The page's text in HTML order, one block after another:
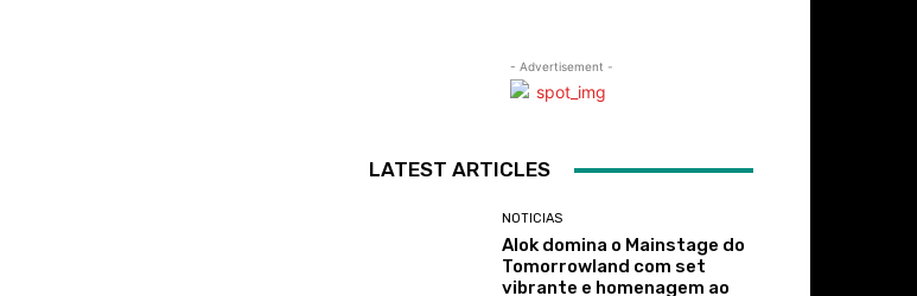
- Advertisement -
LATEST ARTICLES
NOTICIAS
Alok domina o Mainstage do
Tomorrowland com set
vibrante e homenagem ao